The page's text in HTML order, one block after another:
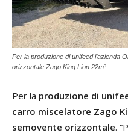
Per la produzione di unifeed l’azienda
orizzontale Zago King Lion 22m³
Per la produzione di
carro miscelatore Zago
semovente orizzontale.